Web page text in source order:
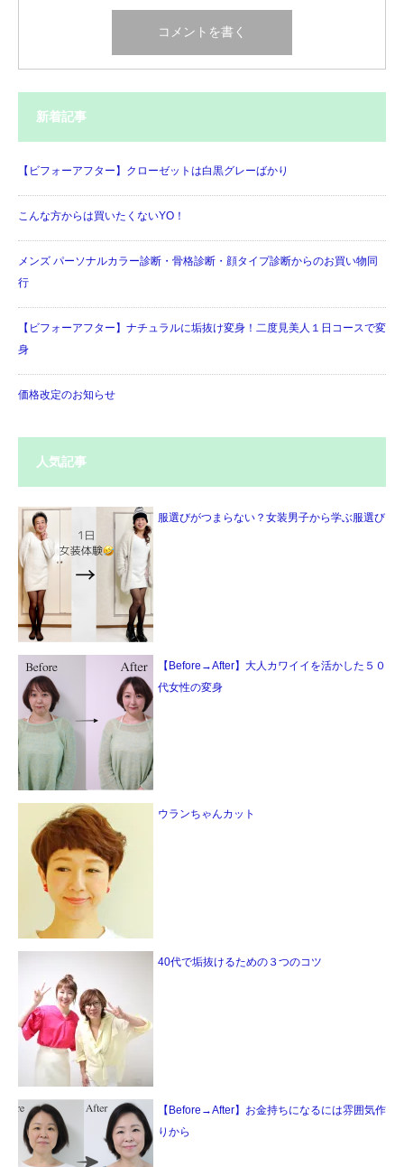
新着記事
【ビフォーアフター】クローゼットは白黒グレーばかり
こんな方からは買いたくないYO！
メンズ パーソナルカラー診断・骨格診断・顔タイプ診断からのお買い物同
行
【ビフォーアフター】ナチュラルに垢抜け変身！二度見美人１日コースで変
身
価格改定のお知らせ
人気記事
服選びがつまらない？女装男子から学ぶ服選び
【Before→After】大人カワイイを活かした５０
代女性の変身
ウランちゃんカット
40代で垢抜けるための３つのコツ
【Before→After】お金持ちになるには雰囲気作
りから